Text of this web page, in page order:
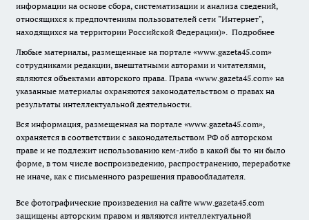
информации на основе сбора, систематизации и анализа сведений,
относящихся к предпочтениям пользователей сети "Интернет",
находящихся на территории Российской Федерации)». Подробнее
Любые материалы, размещенные на портале «www.gazeta45.com»
сотрудниками редакции, внештатными авторами и читателями,
являются объектами авторского права. Права «www.gazeta45.com» на
указанные материалы охраняются законодательством о правах на
результаты интеллектуальной деятельности.
Вся информация, размещенная на портале «www.gazeta45.com»,
охраняется в соответствии с законодательством РФ об авторском
праве и не подлежит использованию кем-либо в какой бы то ни было
форме, в том числе воспроизведению, распространению, переработке
не иначе, как с письменного разрешения правообладателя.
Все фотографические произведения на сайте www.gazeta45.com
защищены авторским правом и являются интеллектуальной